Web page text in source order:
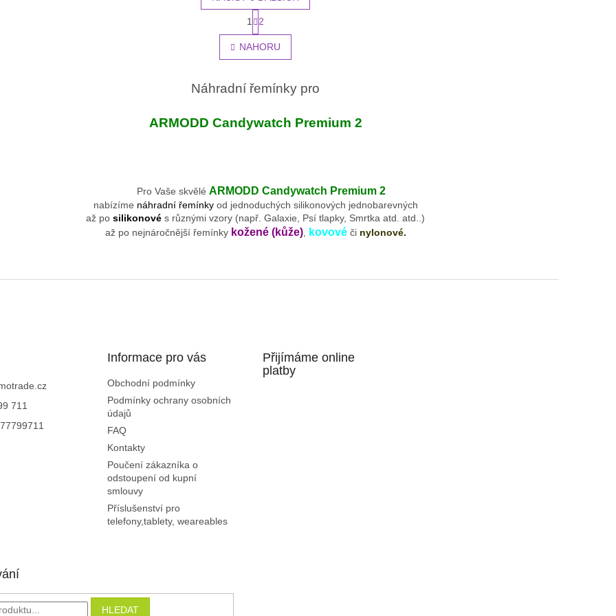
O
v
a
í
p
y
v
ý
p
i
t
r
á
n
o
v
n
1 2
NAHORU
Náhradní řemínky pro
ARMODD Candywatch Premium 2
Pro Vaše skvělé ARMODD Candywatch Premium 2
nabízíme náhradní řemínkyod jednoduchých silikonových jednobarevných
až po silikonové s různými vzory (např. Galaxie, Psí tlapky, Smrtka atd. atd..)
až po nejnáročnější řemínky kožené (kůže), kovovéči nylonové.
711
Informace pro vás
Obchodní podmínky
Podmínky ochrany osobních
údajů
FAQ
Kontakty
Poučení zákazníka o
odstoupení od kupní
smlouvy
Příslušenství pro
telefony,tablety, weareables
Přijímáme online
platby
HLEDAT